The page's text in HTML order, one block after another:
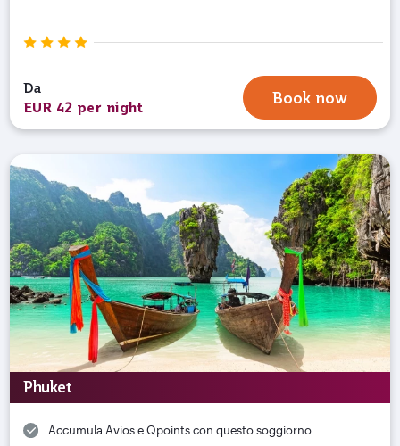
Da
EUR 42 per night
Book now
Phuket
Accumula Avios e Qpoints con questo soggiorno